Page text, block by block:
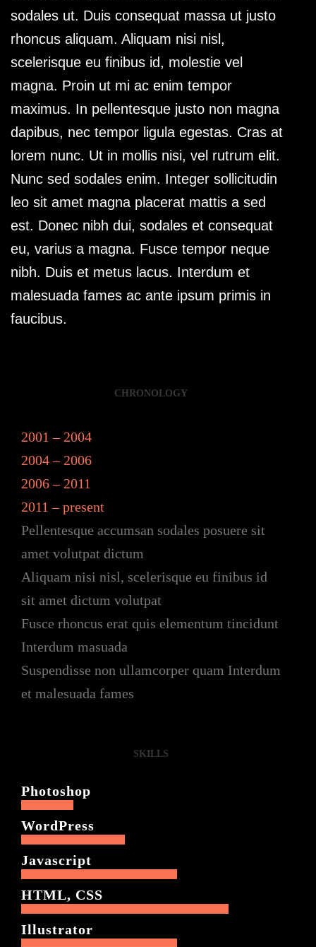
sodales ut. Duis consequat massa ut justo
rhoncus aliquam. Aliquam nisi nisl,
scelerisque eu finibus id, molestie vel
magna. Proin ut mi ac enim tempor
maximus. In pellentesque justo non magna
dapibus, nec tempor ligula egestas. Cras at
lorem nunc. Ut in mollis nisi, vel rutrum elit.
Nunc sed sodales enim. Integer sollicitudin
leo sit amet magna placerat mattis a sed
est. Donec nibh dui, sodales et consequat
eu, varius a magna. Fusce tempor neque
nibh. Duis et metus lacus. Interdum et
malesuada fames ac ante ipsum primis in
faucibus.
CHRONOLOGY
2001 – 2004
2004 – 2006
2006 – 2011
2011 – present
Pellentesque accumsan sodales posuere sit
amet volutpat dictum
Aliquam nisi nisl, scelerisque eu finibus id
sit amet dictum volutpat
Fusce rhoncus erat quis elementum tincidunt
Interdum masuada
Suspendisse non ullamcorper quam Interdum
et malesuada fames
SKILLS
Photoshop
WordPress
Javascript
HTML, CSS
Illustrator